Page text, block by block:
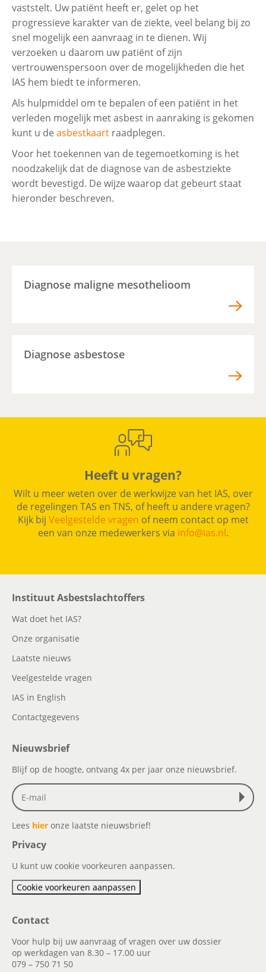
vaststelt. Uw patiënt heeft er, gelet op het
progressieve karakter van de ziekte, veel belang bij zo
snel mogelijk een aanvraag in te dienen. Wij
verzoeken u daarom uw patiënt of zijn
vertrouwenspersoon over de mogelijkheden die het
IAS hem biedt te informeren. ​
Als hulpmiddel om te bepalen of een patiënt in het
verleden mogelijk met asbest in aanraking is gekomen
kunt u de asbestkaart raadplegen.​
Voor het toekennen van de tegemoetkoming is het
noodzakelijk dat de diagnose van de asbestziekte
wordt bevestigd. De wijze waarop dat gebeurt staat
hieronder beschreven. ​
Diagnose maligne mesothelioom
Diagnose asbestose
Heeft u vragen?
Wilt u meer weten over de werkwijze van het IAS, over
de regelingen TAS en TNS, of heeft u andere vragen?
Kijk bij Veelgestelde vragen of neem contact op met
een van onze medewerkers via info@ias.nl.
Instituut Asbestslachtoffers
Wat doet het IAS?
Onze organisatie
Laatste nieuws
Veelgestelde vragen
IAS in English
Contactgegevens
Nieuwsbrief
Blijf op de hoogte, ontvang 4x per jaar onze nieuwsbrief.
Lees hier onze laatste nieuwsbrief!
Privacy
U kunt uw cookie voorkeuren aanpassen.
Cookie voorkeuren aanpassen
Contact
Voor hulp bij uw aanvraag of vragen over uw dossier
op werkdagen van 8.30 – 17.00 uur
079 – 750 71 50